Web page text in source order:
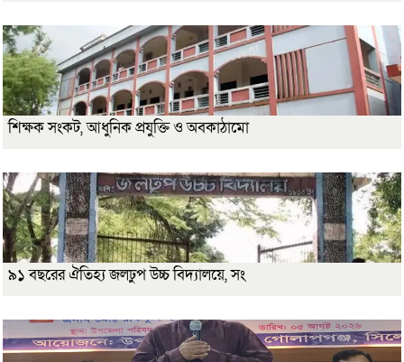
শিক্ষক সংকট, আধুনিক প্রযুক্তি ও অবকাঠামো
৯১ বছরের ঐতিহ্য জলঢুপ উচ্চ বিদ্যালয়ে, সং